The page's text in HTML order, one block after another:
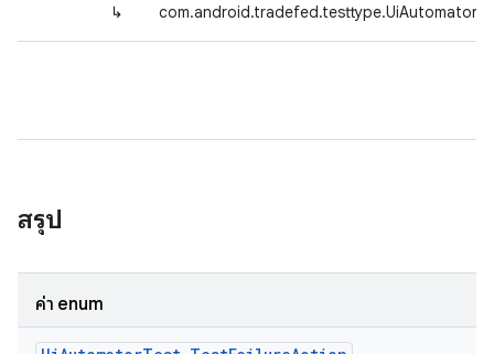
↳
สรุป
ค่า enum